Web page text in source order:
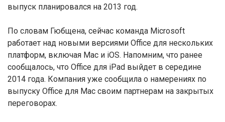
выпуск планировался на 2013 год.
По словам Гюбщена, сейчас команда Microsoft
работает над новыми версиями Office для нескольких
платформ, включая Mac и iOS. Напомним, что ранее
сообщалось, что Office для iPad выйдет в середине
2014 года. Компания уже сообщила о намерениях по
выпуску Office для Mac своим партнерам на закрытых
переговорах.